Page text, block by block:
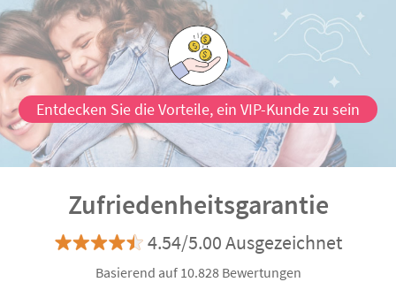
Entdecken Sie die Vorteile, ein VIP-Kunde zu sein
Zufriedenheitsgarantie
4.54/5.00 Ausgezeichnet
Basierend auf 10.828 Bewertungen